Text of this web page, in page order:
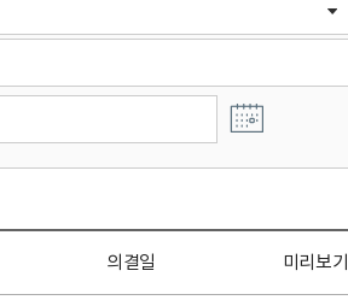
의결일 미리보기